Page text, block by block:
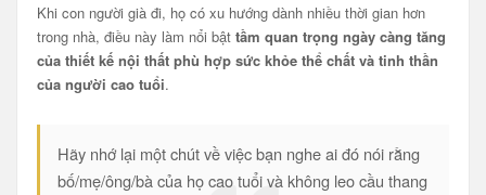
Khi con người già đi, họ có xu hướng dành nhiều thời gian hơn
trong nhà, điều này làm nổi bật tầm quan trọng ngày càng tăng
của thiết kế nội thất phù hợp sức khỏe thể chất và tinh thần
của người cao tuổi.
Hãy nhớ lại một chút về việc bạn nghe ai đó nói rằng
bố/mẹ/ông/bà của họ cao tuổi và không leo cầu thang